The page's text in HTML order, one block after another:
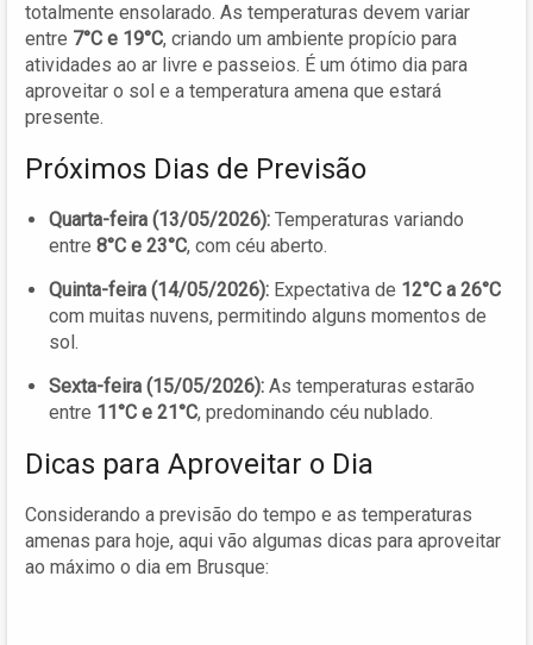
totalmente ensolarado. As temperaturas devem variar
entre 7°C e 19°C, criando um ambiente propício para
atividades ao ar livre e passeios. É um ótimo dia para
aproveitar o sol e a temperatura amena que estará
presente.
Próximos Dias de Previsão
Quarta-feira (13/05/2026): Temperaturas variando
entre 8°C e 23°C, com céu aberto.
Quinta-feira (14/05/2026): Expectativa de 12°C a 26°C
com muitas nuvens, permitindo alguns momentos de
sol.
Sexta-feira (15/05/2026): As temperaturas estarão
entre 11°C e 21°C, predominando céu nublado.
Dicas para Aproveitar o Dia
Considerando a previsão do tempo e as temperaturas
amenas para hoje, aqui vão algumas dicas para aproveitar
ao máximo o dia em Brusque: